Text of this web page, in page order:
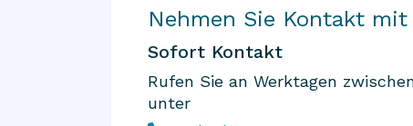
Nehmen Sie Kontakt
Sofort Kontakt
Rufen Sie an Werktagen
unter